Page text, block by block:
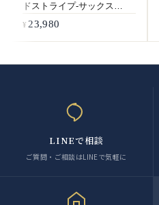
ドストライプ-サックス
#6084
23,980
LINEで相談
ご質問・ご相談はLINEで気軽に